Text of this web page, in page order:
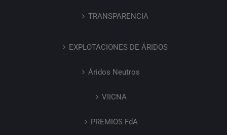
TRANSPARENCIA
EXPLOTACIONES DE ÁRIDOS
Áridos Neutros
VIICNA
PREMIOS FdA